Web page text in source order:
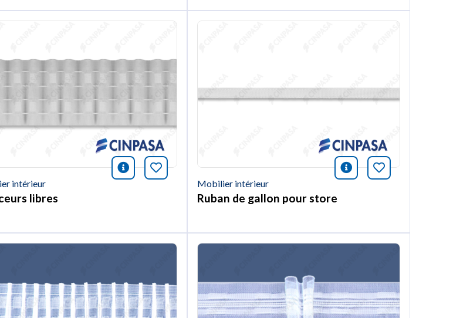
icono información
Marquer cet article
intérieur
libres
icono información
Marquer cet
Mobilier intérieur
Ruban de gallon pour store